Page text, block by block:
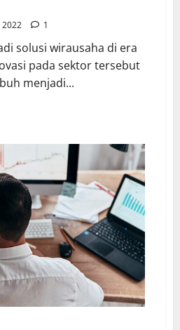
2022 1
solusi wirausaha di era
pada sektor tersebut
menjadi...